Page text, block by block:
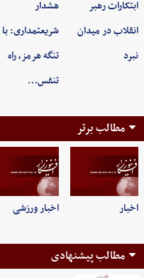
ابتکارات رهبر
انقلاب در میدان
نبرد
هشدار
شریعتمداری: با
تنگه هرمز، راه
تنفس…
مطالب برتر
اخبار اخبار ورزشی
مطالب پیشنهادی